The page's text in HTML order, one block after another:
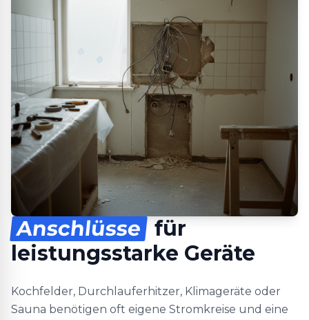
Anschlüsse für
leistungsstarke Geräte
Kochfelder, Durchlauferhitzer, Klimageräte oder
Sauna benötigen oft eigene Stromkreise und eine